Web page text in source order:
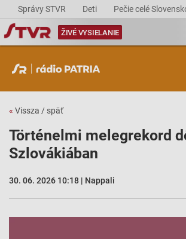
Správy STVR Deti Pečie celé
ŽIVÉ VYSIELANIE
« Vissza / späť
Történelmi melegrekord
Szlovákiában
30. 06. 2026 10:18 | Nappali